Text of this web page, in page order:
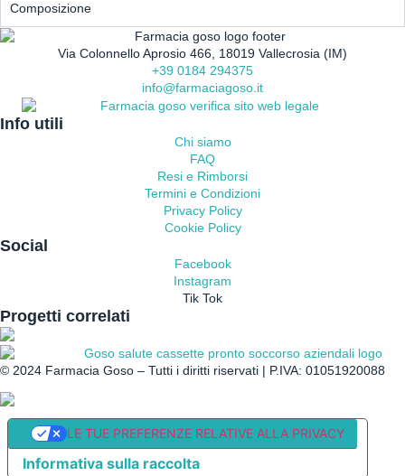
Composizione
Via Colonnello Aprosio 466, 18019 Vallecrosia (IM)
+39 0184 294375
info@farmaciagoso.it
Info utili
Chi siamo
FAQ
Resi e Rimborsi
Termini e Condizioni
Privacy Policy
Cookie Policy
Social
Facebook
Instagram
Tik Tok
Progetti correlati
© 2024 Farmacia Goso – Tutti i diritti riservati | P.IVA: 01051920088
Informativa sulla raccolta
LE TUE PREFERENZE RELATIVE ALLA PRIVACY